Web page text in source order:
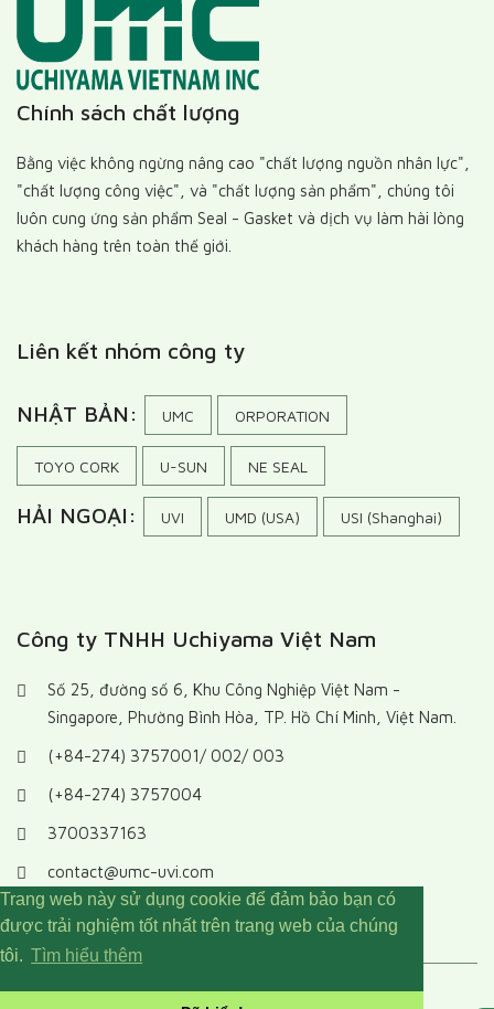
Trang web này sử dụng cookie để đảm bảo bạn có
được trải nghiệm tốt nhất trên trang web của chúng
tôi. Tìm hiểu thêm
Chính sách chất lượng
Bằng việc không ngừng nâng cao "chất lượng nguồn nhân lực",
"chất lượng công việc", và "chất lượng sản phẩm", chúng tôi
luôn cung ứng sản phẩm Seal - Gasket và dịch vụ làm hài lòng
khách hàng trên toàn thế giới.
Liên kết nhóm công ty
NHẬT BẢN: UMC ORPORATION
TOYO CORK U-SUN NE SEAL
HẢI NGOẠI: UVI UMD (USA) USI (Shanghai)
Công ty TNHH Uchiyama Việt Nam
Số 25, đường số 6, Khu Công Nghiệp Việt Nam -
Singapore, Phường Bình Hòa, TP. Hồ Chí Minh, Việt Nam.
(+84-274) 3757001/ 002/ 003
(+84-274) 3757004
3700337163
contact@umc-uvi.com